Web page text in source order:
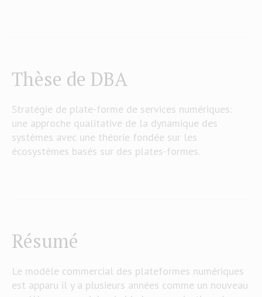
Thèse de DBA
Stratégie de plate-forme de services numériques:
une approche qualitative de la dynamique des
systèmes avec une théorie fondée sur les
écosystèmes basés sur des plates-formes.
Résumé
Le modèle commercial des plateformes numériques
est apparu il y a plusieurs années comme un nouveau